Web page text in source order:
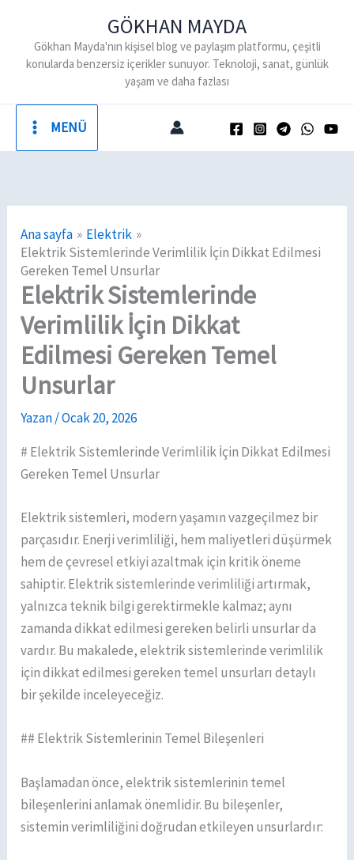
GÖKHAN MAYDA
Gökhan Mayda'nın kişisel blog ve paylaşım platformu, çeşitli
konularda benzersiz içerikler sunuyor. Teknoloji, sanat, günlük
yaşam ve daha fazlası
MENÜ
Ana sayfa
Elektrik
Elektrik Sistemlerinde Verimlilik İçin Dikkat Edilmesi
Gereken Temel Unsurlar
Elektrik Sistemlerinde
Verimlilik İçin Dikkat
Edilmesi Gereken Temel
Unsurlar
Yazan/Ocak 20, 2026
# Elektrik Sistemlerinde Verimlilik İçin Dikkat Edilmesi
Gereken Temel Unsurlar
Elektrik sistemleri, modern yaşamın vazgeçilmez bir
parçasıdır. Enerji verimliliği, hem maliyetleri düşürmek
hem de çevresel etkiyi azaltmak için kritik öneme
sahiptir. Elektrik sistemlerinde verimliliği artırmak,
yalnızca teknik bilgi gerektirmekle kalmaz; aynı
zamanda dikkat edilmesi gereken belirli unsurlar da
vardır. Bu makalede, elektrik sistemlerinde verimlilik
için dikkat edilmesi gereken temel unsurları detaylı
bir şekilde inceleyeceğiz.
## Elektrik Sistemlerinin Temel Bileşenleri
Başlamadan önce, elektrik sistemlerinin temel
bileşenlerini anlamak önemlidir. Bu bileşenler,
sistemin verimliliğini doğrudan etkileyen unsurlardır: